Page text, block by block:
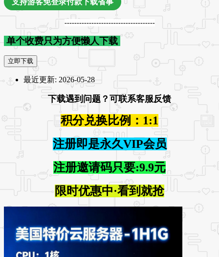
支持游客免登录付款下载省事
-------------------------------------
单个收费只为方便懒人下载
立即下载
最近更新: 2026-05-28
下载遇到问题？可联系客服反馈
积分兑换比例：1:1
注册即是永久VIP会员
注册邀请码只要:9.9元
限时优惠中·看到就抢